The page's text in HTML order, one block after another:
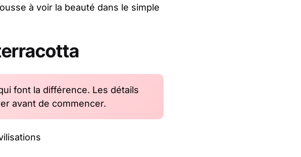
à voir la beauté dans le simple
font la différence. Les détails
avant de commencer.